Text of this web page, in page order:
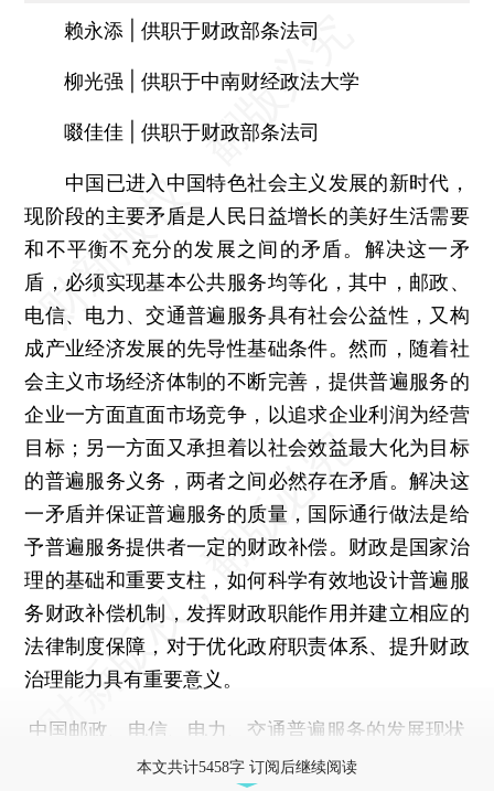
赖永添 | 供职于财政部条法司
柳光强 | 供职于中南财经政法大学
啜佳佳 | 供职于财政部条法司
中国已进入中国特色社会主义发展的新时代，
现阶段的主要矛盾是人民日益增长的美好生活需要
和不平衡不充分的发展之间的矛盾。解决这一矛
盾，必须实现基本公共服务均等化，其中，邮政、
电信、电力、交通普遍服务具有社会公益性，又构
成产业经济发展的先导性基础条件。然而，随着社
会主义市场经济体制的不断完善，提供普遍服务的
企业一方面直面市场竞争，以追求企业利润为经营
目标；另一方面又承担着以社会效益最大化为目标
的普遍服务义务，两者之间必然存在矛盾。解决这
一矛盾并保证普遍服务的质量，国际通行做法是给
予普遍服务提供者一定的财政补偿。财政是国家治
理的基础和重要支柱，如何科学有效地设计普遍服
务财政补偿机制，发挥财政职能作用并建立相应的
法律制度保障，对于优化政府职责体系、提升财政
治理能力具有重要意义。
中国邮政、电信、电力、交通普遍服务的发展现状
本文共计5458字 订阅后继续阅读